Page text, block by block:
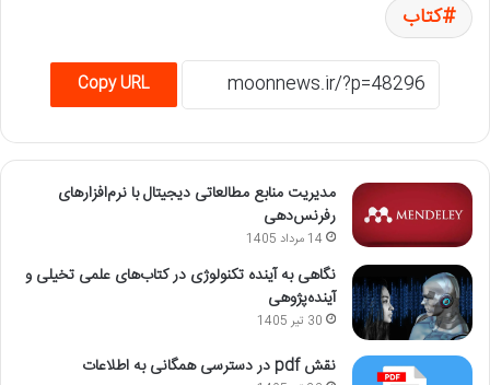
کتاب
Copy URL
مدیریت منابع مطالعاتی دیجیتال با نرم‌افزارهای
رفرنس‌دهی
14 مرداد 1405
نگاهی به آینده تکنولوژی در کتاب‌های علمی تخیلی و
آینده‌پژوهی
30 تیر 1405
نقش pdf در دسترسی همگانی به اطلاعات